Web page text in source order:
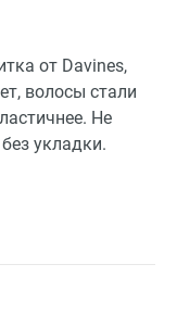
от Davines,
волосы стали
Не
укладки.